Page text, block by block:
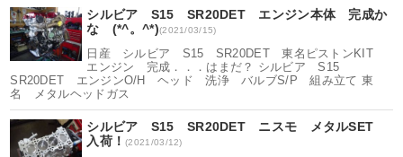
シルビア S15 SR20DET エンジン本体 完成か
な (*^。^*)(2021/03/15)
日産 シルビア S15 SR20DET 東名ピストンKIT
エンジン 完成．．．はまだ？ シルビア S15
SR20DET エンジンO/H ヘッド 洗浄 バルブS/P 組み立て 東
名 メタルヘッドガス
シルビア S15 SR20DET ニスモ メタルSET
入荷！(2021/03/12)